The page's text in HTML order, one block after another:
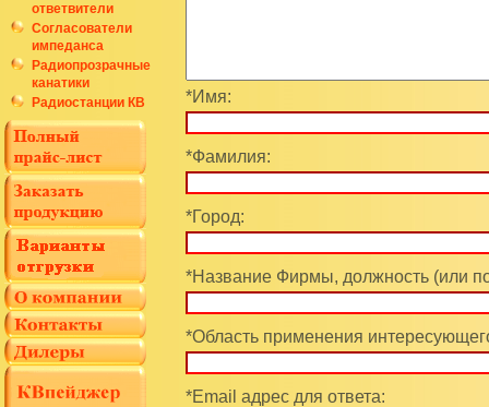
ответвители
Согласователи
импеданса
Радиопрозрачные
канатики
Радиостанции КВ *Имя:
*Фамилия:
*Город:
*Название Фирмы, должность (или
*Область применения
*Email адрес для ответа: